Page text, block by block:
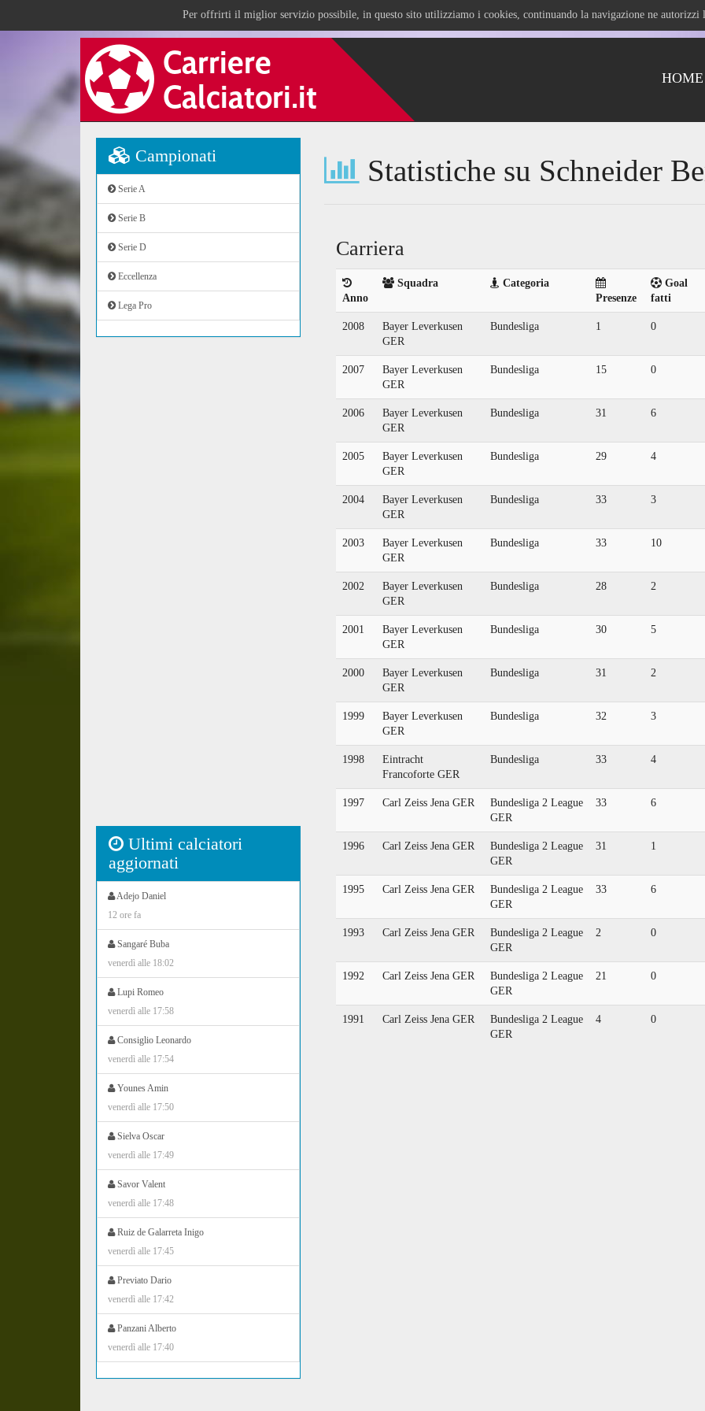
Per offrirti il miglior servizio possibile, in questo sito utilizziamo i cookies, continuando la navigazione ne
HOME
Campionati
Serie A
Serie B
Serie D
Eccellenza
Lega Pro
Ultimi calciatori
aggiornati
Adejo Daniel
12 ore fa
Sangaré Buba
venerdì alle 18:02
Lupi Romeo
venerdì alle 17:58
Consiglio Leonardo
venerdì alle 17:54
Younes Amin
venerdì alle 17:50
Sielva Oscar
venerdì alle 17:49
Savor Valent
venerdì alle 17:48
Ruiz de Galarreta Inigo
venerdì alle 17:45
Previato Dario
venerdì alle 17:42
Panzani Alberto
venerdì alle 17:40
Statistiche su Schneider
Carriera
Anno
Squadra
Categoria
Presenze
Goal
fatti
2008
Bayer Leverkusen
GER
Bundesliga 1 0
2007
Bayer Leverkusen
GER
Bundesliga 15 0
2006
Bayer Leverkusen
GER
Bundesliga 31 6
2005
Bayer Leverkusen
GER
Bundesliga 29 4
2004
Bayer Leverkusen
GER
Bundesliga 33 3
2003
Bayer Leverkusen
GER
Bundesliga 33 10
2002
Bayer Leverkusen
GER
Bundesliga 28 2
2001
Bayer Leverkusen
GER
Bundesliga 30 5
2000
Bayer Leverkusen
GER
Bundesliga 31 2
1999
Bayer Leverkusen
GER
Bundesliga 32 3
1998
Eintracht
Francoforte GER
Bundesliga 33 4
1997 Carl Zeiss Jena GER
Bundesliga 2 League
GER
33 6
1996 Carl Zeiss Jena GER
Bundesliga 2 League
GER
31 1
1995 Carl Zeiss Jena GER
Bundesliga 2 League
GER
33 6
1993 Carl Zeiss Jena GER
Bundesliga 2 League
GER
2 0
1992 Carl Zeiss Jena GER
Bundesliga 2 League
GER
21 0
1991 Carl Zeiss Jena GER
Bundesliga 2 League
GER
4 0